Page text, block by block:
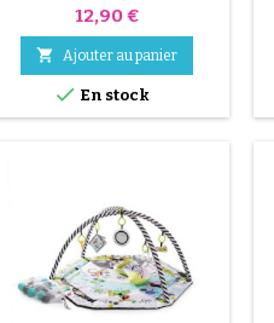
Bizoo
Prix
12,90 €
 Ajouter au panier
 En stock